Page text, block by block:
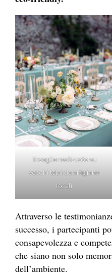
Tovaglie realizzate su
vecchi telai da artigiane
locali
Attraverso le
successo, i partecipanti
consapevolezza e
che siano non solo
dell’ambiente.